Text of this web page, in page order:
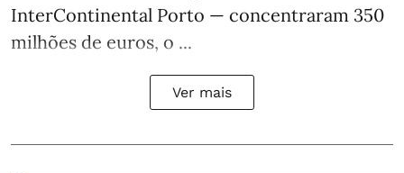
InterContinental Porto — concentraram 350
milhões de euros, o ...
Ver mais